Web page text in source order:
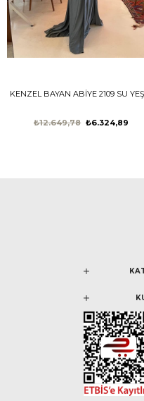
KENZEL BAYAN ABİYE 2109 SU
₺6.324,89
₺12.649,78